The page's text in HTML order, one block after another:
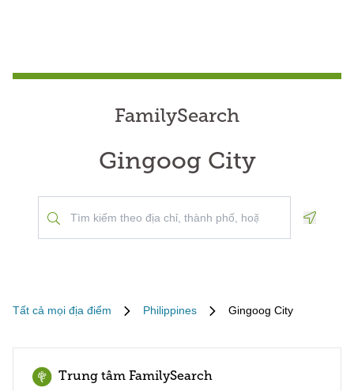
FamilySearch
Gingoog City
Tất cả mọi địa điểm Philippines Gingoog City
Trung tâm FamilySearch